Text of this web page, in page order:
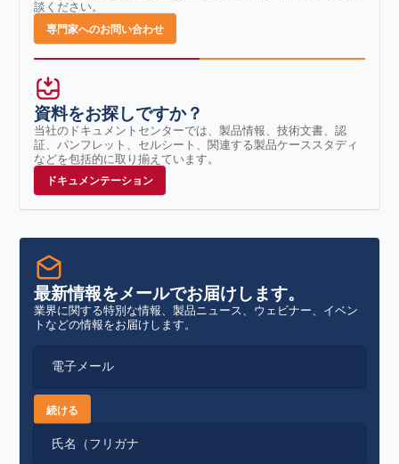
談ください。
専門家へのお問い合わせ
資料をお探しですか？
当社のドキュメントセンターでは、製品情報、技術文書、認
証、パンフレット、セルシート、関連する製品ケーススタディ
などを包括的に取り揃えています。
ドキュメンテーション
最新情報をメールでお届けします。
業界に関する特別な情報、製品ニュース、ウェビナー、イベン
トなどの情報をお届けします。
電子メール
続ける
氏名（フリガナ